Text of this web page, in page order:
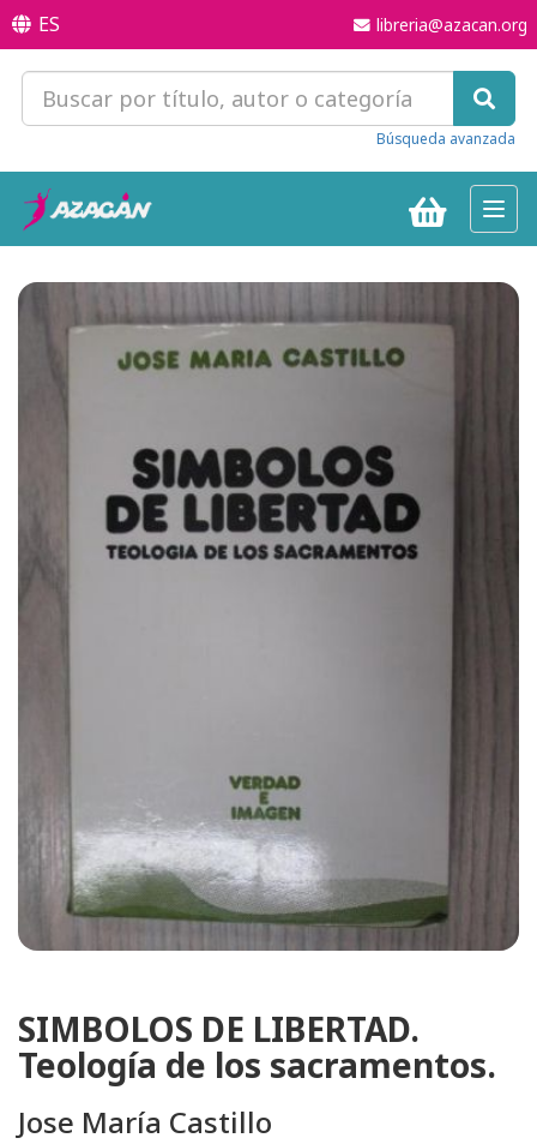
ES libreria@azacan.org
Búsqueda avanzada
SIMBOLOS DE LIBERTAD.
Teología de los sacramentos.
Jose María Castillo